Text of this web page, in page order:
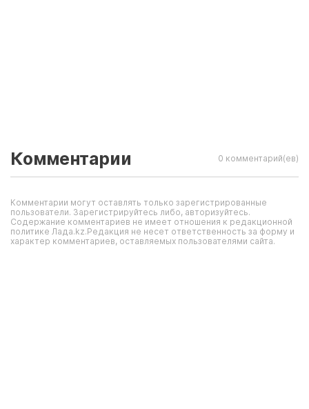
Комментарии 0 комментарий(ев)
Комментарии могут оставлять только зарегистрированные
пользователи. Зарегистрируйтесь либо, авторизуйтесь.
Содержание комментариев не имеет отношения к редакционной
политике Лада.kz.Редакция не несет ответственность за форму и
характер комментариев, оставляемых пользователями сайта.